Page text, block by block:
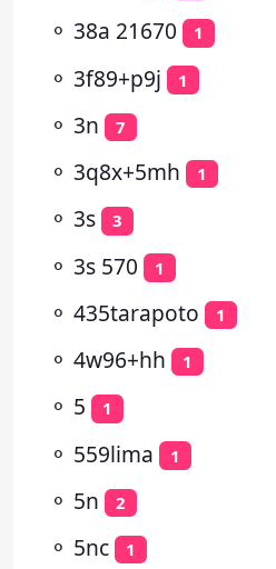
⚬ 38a 21670 1
⚬ 3f89+p9j 1
⚬ 3n 7
⚬ 3q8x+5mh 1
⚬ 3s 3
⚬ 3s 570 1
⚬ 435tarapoto 1
⚬ 4w96+hh 1
⚬ 5 1
⚬ 559lima 1
⚬ 5n 2
⚬ 5nc 1